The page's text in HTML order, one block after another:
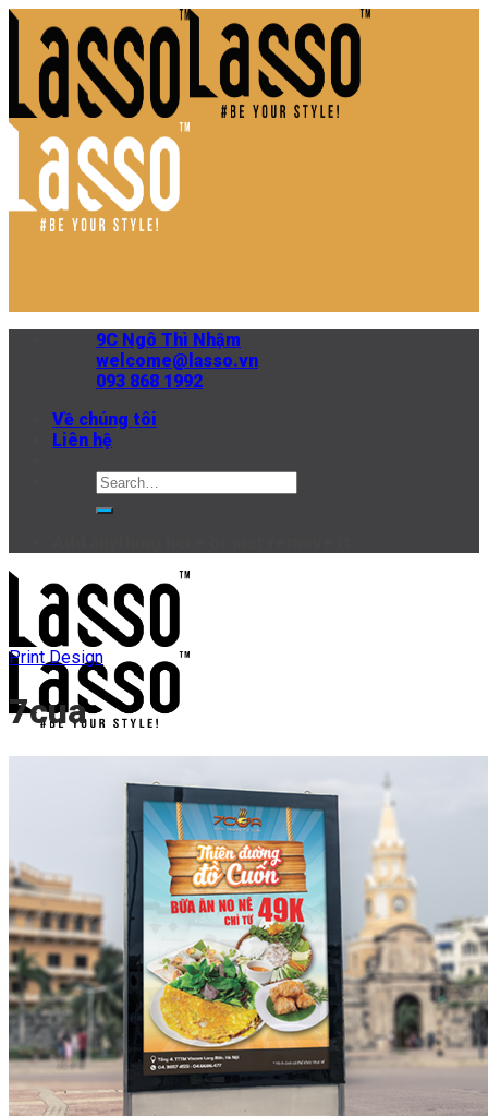
Skip
content
9C Ngô Thì Nhậm
welcome@lasso.vn
093 868 1992
Về chúng tôi
Liên hệ
Trang chủ
Dịch vụ
Branding
Print Design
Event Design
Design Support
Dự án
Blog
Liên hệ
Hồ sơ năng lực
Print Design
7cua